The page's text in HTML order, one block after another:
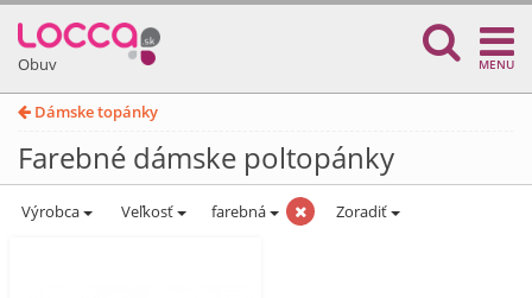
Obuv MENU
Dámske topánky
Farebné dámske poltopánky
Výrobca Veľkosť farebná Zoradiť